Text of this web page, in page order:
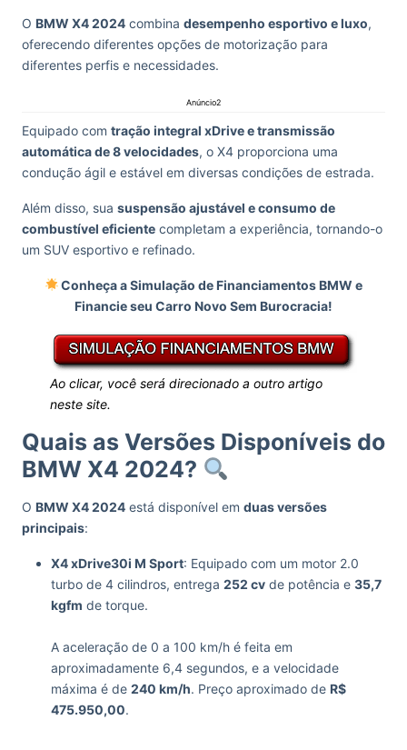
O BMW X4 2024 combina desempenho esportivo e luxo,
oferecendo diferentes opções de motorização para
diferentes perfis e necessidades.
Anúncio2
Equipado com tração integral xDrive e transmissão
automática de 8 velocidades, o X4 proporciona uma
condução ágil e estável em diversas condições de estrada.
Além disso, sua suspensão ajustável e consumo de
combustível eficiente completam a experiência, tornando-o
um SUV esportivo e refinado.
Conheça a Simulação de Financiamentos BMW e
Financie seu Carro Novo Sem Burocracia!
Ao clicar, você será direcionado a outro artigo
neste site.
Quais as Versões Disponíveis do
BMW X4 2024?
O BMW X4 2024 está disponível em duas versões
principais:
X4 xDrive30i M Sport: Equipado com um motor 2.0
turbo de 4 cilindros, entrega 252 cv de potência e 35,7
kgfm de torque.
A aceleração de 0 a 100 km/h é feita em
aproximadamente 6,4 segundos, e a velocidade
máxima é de 240 km/h. Preço aproximado de R$
475.950,00.